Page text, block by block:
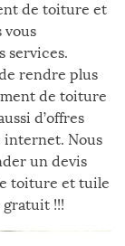
de toiture et
vous
services.
rendre plus
de toiture
d’offres
internet. Nous
un devis
toiture et tuile
gratuit !!!